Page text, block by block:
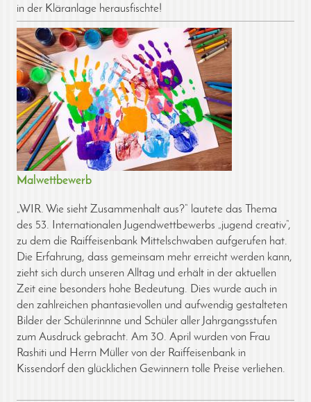
in der Kläranlage herausfischte!
Malwettbewerb
„WIR. Wie sieht Zusammenhalt aus?“ lautete das Thema
des 53. Internationalen Jugendwettbewerbs „jugend creativ“,
zu dem die Raiffeisenbank Mittelschwaben aufgerufen hat.
Die Erfahrung, dass gemeinsam mehr erreicht werden kann,
zieht sich durch unseren Alltag und erhält in der aktuellen
Zeit eine besonders hohe Bedeutung. Dies wurde auch in
den zahlreichen phantasievollen und aufwendig gestalteten
Bilder der Schülerinnne und Schüler aller Jahrgangsstufen
zum Ausdruck gebracht. Am 30. April wurden von Frau
Rashiti und Herrn Müller von der Raiffeisenbank in
Kissendorf den glücklichen Gewinnern tolle Preise verliehen.